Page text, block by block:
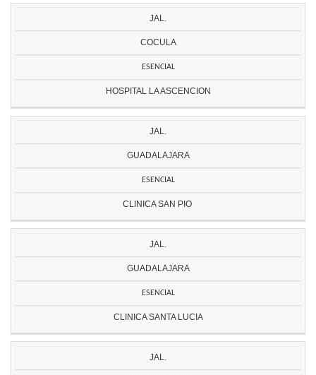
JAL.
COCULA
ESENCIAL
HOSPITAL LA ASCENCION
JAL.
GUADALAJARA
ESENCIAL
CLINICA SAN PIO
JAL.
GUADALAJARA
ESENCIAL
CLINICA SANTA LUCIA
JAL.